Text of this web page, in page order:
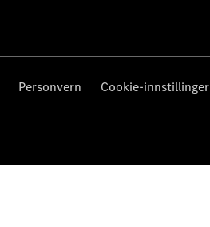
Personvern Cookie-innstillinger